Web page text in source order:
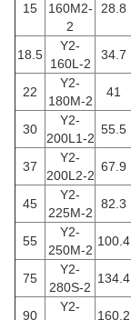
15
160M2-
2
28.8
18.5
Y2-
160L-2
34.7
22
Y2-
180M-2
41
30
Y2-
200L1-2
55.5
37
Y2-
200L2-2
67.9
45
Y2-
225M-2
82.3
55
Y2-
250M-2
100.4
75
Y2-
280S-2
134.4
90
Y2-
160.2